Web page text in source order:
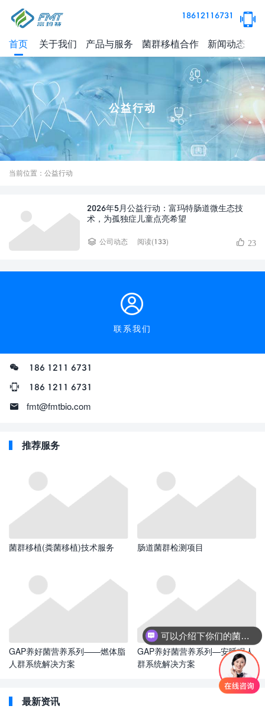
18612116731
首页 关于我们 产品与服务 菌群移植合作 新闻动态
公益行动
当前位置：公益行动
2026年5月公益行动：富玛特肠道微生态技
术，为孤独症儿童点亮希望
公司动态 阅读(133) 23
联系我们
186 1211 6731
186 1211 6731
fmt@fmtbio.com
推荐服务
菌群移植(粪菌移植)技术服务 肠道菌群检测项目
GAP养好菌营养系列——燃体脂
人群系统解决方案
GAP养好菌营养系列—安睡眠人
群系统解决方案
最新资讯
可以介绍下你们的菌群移植项目吗？